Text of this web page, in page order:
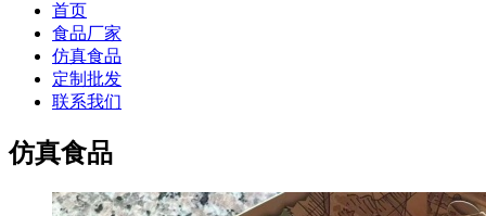
首页
食品厂家
仿真食品
定制批发
联系我们
仿真食品